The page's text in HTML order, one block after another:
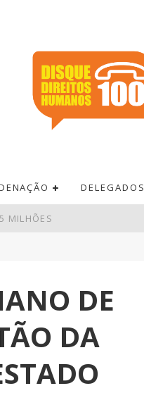
DELEGADOS
MILHÕES
DE
DA